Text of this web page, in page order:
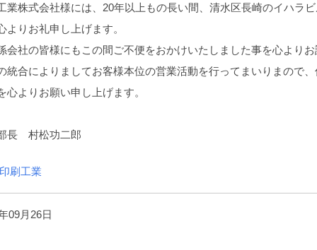
株式会社様には、20年以上もの長い間、清水区長崎のイハラ
よりお礼申し上げます。
社の皆様にもこの間ご不便をおかけいたしました事を心よりお
統合によりましてお客様本位の営業活動を行ってまいりまので
心よりお願い申し上げます。
松功二郎
刷工業
09月26日